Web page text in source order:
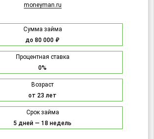
moneyman.ru
Сумма займа
до 80 000 ₽
Процентная ставка
0%
Возраст
от 23 лет
Срок займа
5 дней — 18 недель